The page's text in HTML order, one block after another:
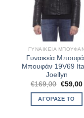
ΓΥΝΑΙΚΕΊΑ ΜΠΟΥΦΆΝ
Γυναικεία
Μπουφάν 19V69
Joellyn
€169,00 Original
price
was:
€169,00.
€59,00Η
ΑΓΌΡΑΣΈ ΤΟ